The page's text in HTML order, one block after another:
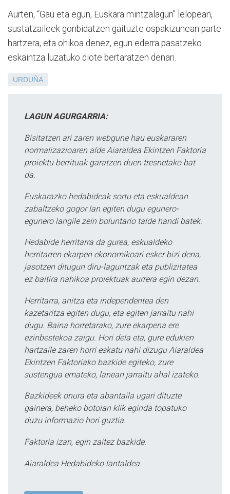
Aurten, “Gau eta egun, Euskara mintzalagun” lelopean,
sustatzaileek gonbidatzen gaituzte ospakizunean parte
hartzera, eta ohikoa denez, egun ederra pasatzeko
eskaintza luzatuko diote bertaratzen denari.
URDUÑA
LAGUN AGURGARRIA:
Bisitatzen ari zaren webgune hau euskararen
normalizazioaren alde Aiaraldea Ekintzen Faktoria
proiektu berrituak garatzen duen tresnetako bat
da.
Euskarazko hedabideak sortu eta eskualdean
zabaltzeko gogor lan egiten dugu egunero-
egunero langile zein boluntario talde handi batek.
Hedabide herritarra da gurea, eskualdeko
herritarren ekarpen ekonomikoari esker bizi dena,
jasotzen ditugun diru-laguntzak eta publizitatea
ez baitira nahikoa proiektuak aurrera egin dezan.
Herritarra, anitza eta independentea den
kazetaritza egiten dugu, eta egiten jarraitu nahi
dugu. Baina horretarako, zure ekarpena ere
ezinbestekoa zaigu. Hori dela eta, gure edukien
hartzaile zaren horri eskatu nahi dizugu Aiaraldea
Ekintzen Faktoriako bazkide egiteko, zure
sustengua emateko, lanean jarraitu ahal izateko.
Bazkideek onura eta abantaila ugari dituzte
gainera, beheko botoian klik eginda topatuko
duzu informazio hori guztia.
Faktoria izan, egin zaitez bazkide.
Aiaraldea Hedabideko lantaldea.